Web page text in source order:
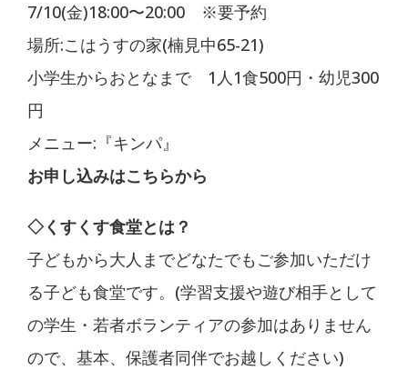
7/10(金)18:00〜20:00 ※要予約
場所:こはうすの家(楠見中65-21)
小学生からおとなまで 1人1食500円・幼児300
円
メニュー:『キンパ』
お申し込みはこちらから
◇くすくす食堂とは？
子どもから大人までどなたでもご参加いただけ
る子ども食堂です。(学習支援や遊び相手として
の学生・若者ボランティアの参加はありません
ので、基本、保護者同伴でお越しください)